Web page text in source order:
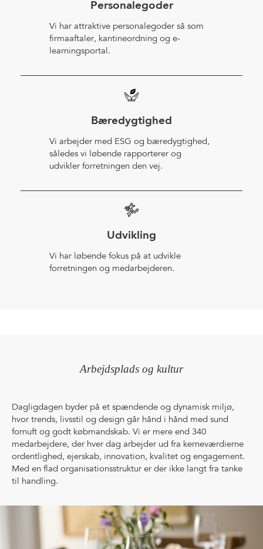
Personalegoder
Vi har attraktive personalegoder så som
firmaaftaler, kantineordning og e-
learningsportal.
Bæredygtighed
Vi arbejder med ESG og bæredygtighed,
således vi løbende rapporterer og
udvikler forretningen den vej.
Udvikling
Vi har løbende fokus på at udvikle
forretningen og medarbejderen.
Arbejdsplads og kultur
Dagligdagen byder på et spændende og dynamisk miljø,
hvor trends, livsstil og design går hånd i hånd med sund
fornuft og godt købmandskab. Vi er mere end 340
medarbejdere, der hver dag arbejder ud fra kerneværdierne
ordentlighed, ejerskab, innovation, kvalitet og engagement.
Med en flad organisationsstruktur er der ikke langt fra tanke
til handling.